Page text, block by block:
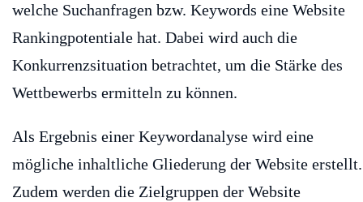
welche Suchanfragen bzw. Keywords eine Website
Rankingpotentiale hat. Dabei wird auch die
Konkurrenzsituation betrachtet, um die Stärke des
Wettbewerbs ermitteln zu können.
Als Ergebnis einer Keywordanalyse wird eine
mögliche inhaltliche Gliederung der Website erstellt.
Zudem werden die Zielgruppen der Website